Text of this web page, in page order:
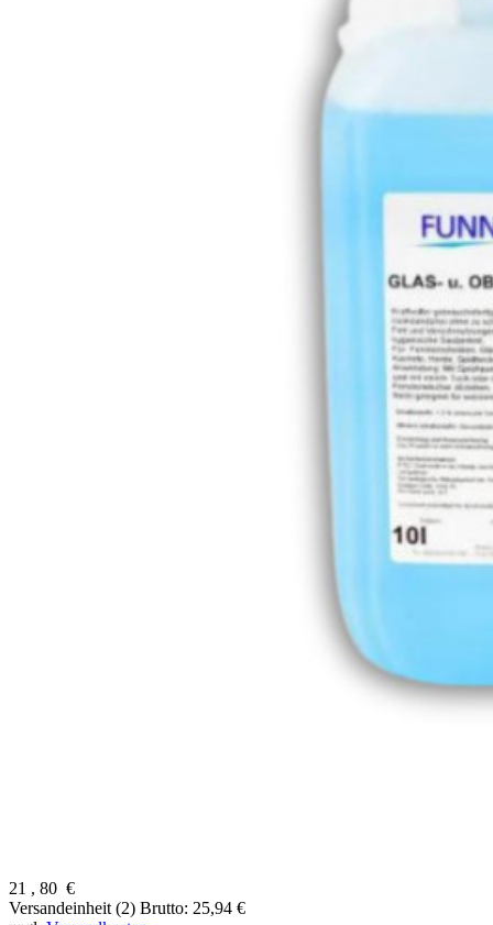
21 , 80 €
Versandeinheit (2) Brutto: 25,94 €